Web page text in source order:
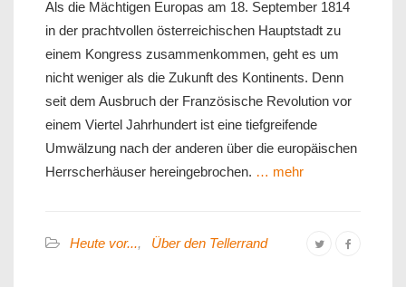
Als die Mächtigen Europas am 18. September 1814
in der prachtvollen österreichischen Hauptstadt zu
einem Kongress zusammenkommen, geht es um
nicht weniger als die Zukunft des Kontinents. Denn
seit dem Ausbruch der Französische Revolution vor
einem Viertel Jahrhundert ist eine tiefgreifende
Umwälzung nach der anderen über die europäischen
Herrscherhäuser hereingebrochen. … mehr
Heute vor..., Über den Tellerrand